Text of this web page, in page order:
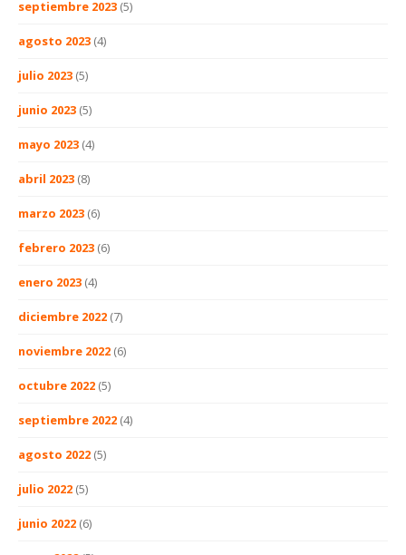
septiembre 2023 (5)
agosto 2023 (4)
julio 2023 (5)
junio 2023 (5)
mayo 2023 (4)
abril 2023 (8)
marzo 2023 (6)
febrero 2023 (6)
enero 2023 (4)
diciembre 2022 (7)
noviembre 2022 (6)
octubre 2022 (5)
septiembre 2022 (4)
agosto 2022 (5)
julio 2022 (5)
junio 2022 (6)